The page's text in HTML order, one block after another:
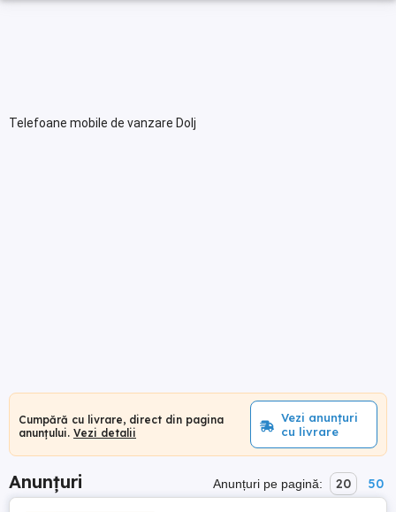
Telefoane mobile de vanzare Dolj
Cumpără cu livrare, direct din pagina
anunțului. Vezi detalii
Vezi anunțuri
cu livrare
Anunțuri Anunțuri pe pagină: 20 50